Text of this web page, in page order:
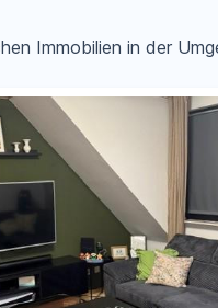
Immobilien in der